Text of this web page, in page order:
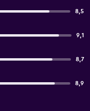
8,5
9,1
8,7
8,9